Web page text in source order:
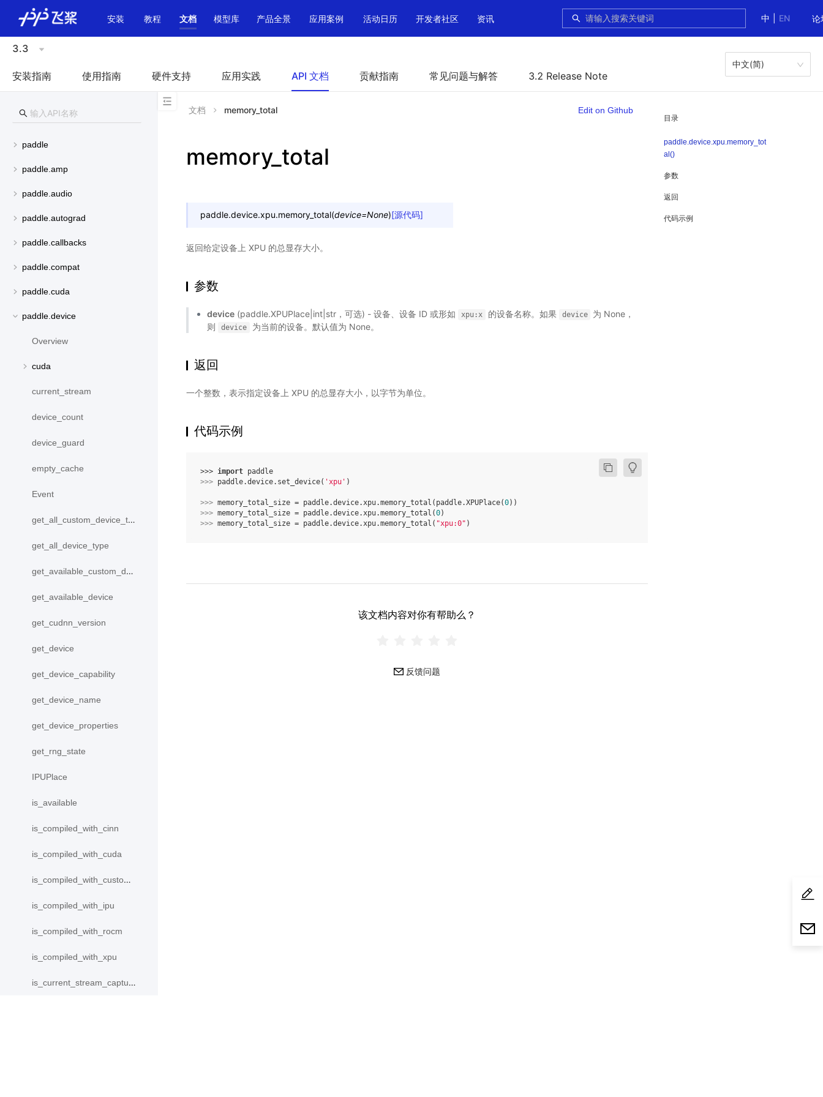
中
EN 论
安装 教程 文档 模型库 产品全景 应用案例 活动日历 开发者社区 资讯
3.3
安装指南 使用指南 硬件支持 应用实践 API 文档 贡献指南 常见问题与解答 3.2 Release Note
中文(简)
paddle
paddle.amp
paddle.audio
paddle.autograd
paddle.callbacks
paddle.compat
paddle.cuda
paddle.device
Overview
cuda
current_stream
device_count
device_guard
empty_cache
Event
get_all_custom_device_type
get_all_device_type
get_available_custom_device
get_available_device
get_cudnn_version
get_device
get_device_capability
get_device_name
get_device_properties
get_rng_state
IPUPlace
is_available
is_compiled_with_cinn
is_compiled_with_cuda
is_compiled_with_custom_device
is_compiled_with_ipu
is_compiled_with_rocm
is_compiled_with_xpu
is_current_stream_capturing
目录
paddle.device.xpu.memory_tot
al()
参数
返回
代码示例
文档 memory_total Edit on Github
memory_total
paddle.device.xpu.memory_total(device=None)[源代码]
返回给定设备上 XPU 的总显存大小。
参数
device (paddle.XPUPlace|int|str，可选) - 设备、设备 ID 或形如 xpu:x 的设备名称。如果 device
为 None，
则
device 为当前的设备。默认值为 None。
返回
一个整数，表示指定设备上 XPU 的总显存大小，以字节为单位。
代码示例
>>> import paddle
>>> paddle.device. set_device( 'xpu' )
>>> memory_total_size = paddle.device.xpu.memory_total ( paddle.XPUPlace(0))
>>> memory_total_size = paddle.device.xpu.memory_total (0)
>>> memory_total_size = paddle.device.xpu.memory_total ( "xpu:0" )
该文档内容对你有帮助么？
反馈问题